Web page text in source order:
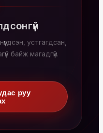
устгагдсан,
байж магадгүй.
руу